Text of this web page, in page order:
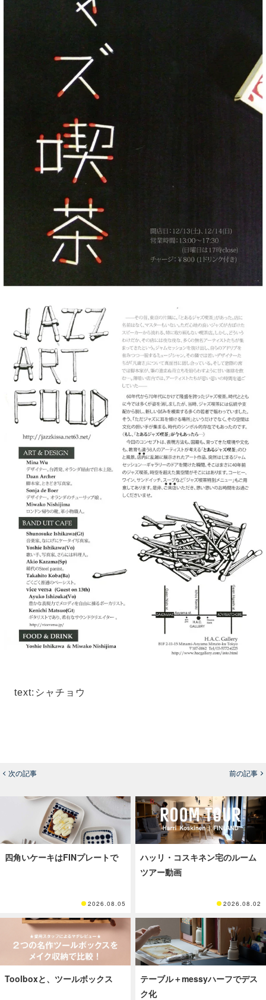
text:シャチョウ
次の記事 前の記事
四角いケーキはFINプレートで
2026.08.05
ハッリ・コスキネン宅のルーム
ツアー動画
2026.08.02
Toolboxと、ツールボックス
テーブル＋messyハーフでデス
ク化